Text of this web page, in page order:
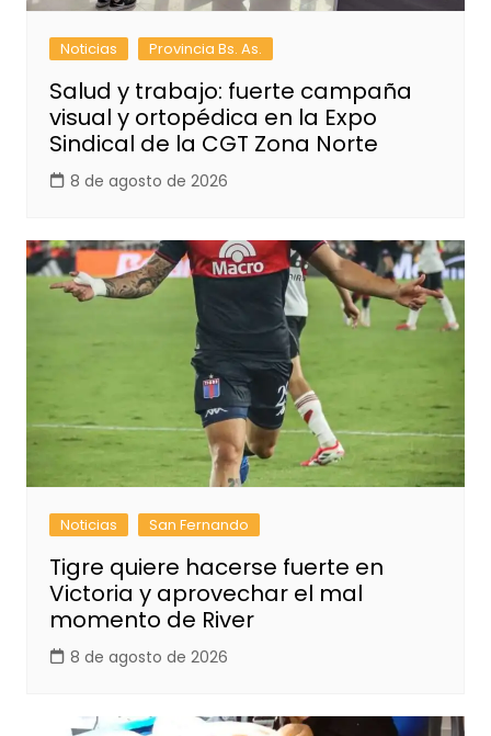
Noticias Provincia Bs. As.
Salud y trabajo: fuerte campaña
visual y ortopédica en la Expo
Sindical de la CGT Zona Norte
8 de agosto de 2026
Noticias San Fernando
Tigre quiere hacerse fuerte en
Victoria y aprovechar el mal
momento de River
8 de agosto de 2026